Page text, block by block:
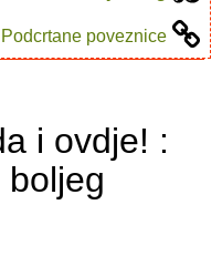
Podcrtane poveznice
i ovdje! :